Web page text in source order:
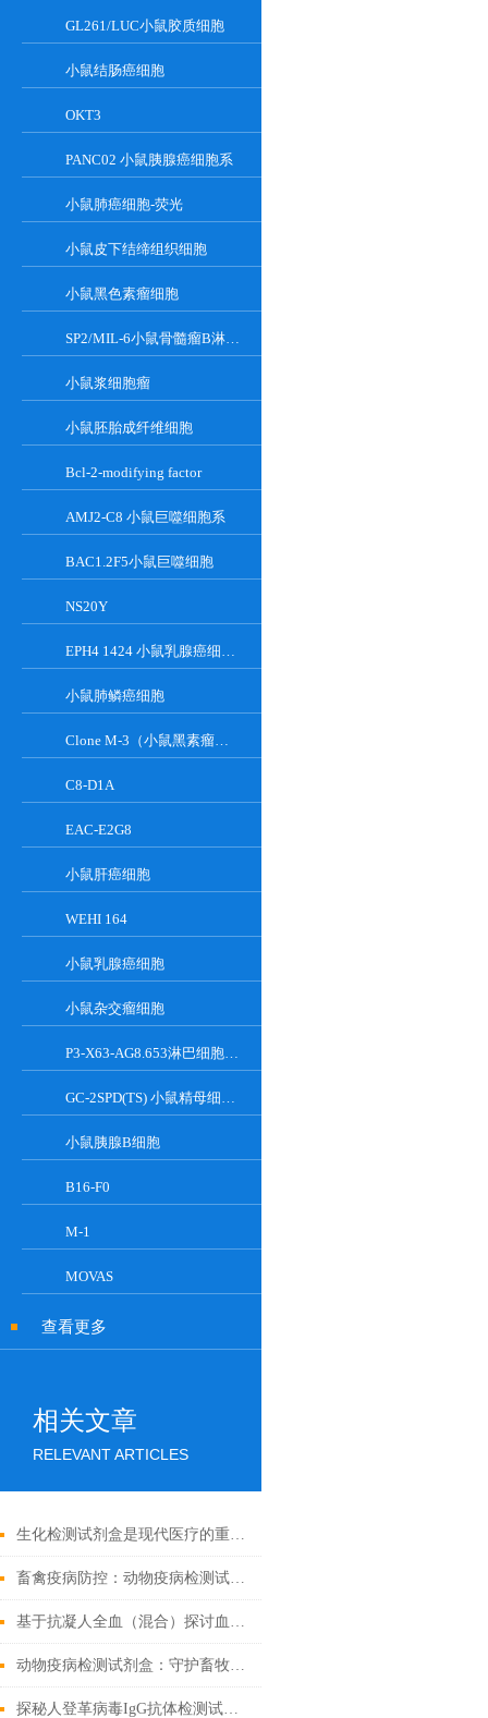
GL261/LUC小鼠胶质细胞
小鼠结肠癌细胞
OKT3
PANC02 小鼠胰腺癌细胞系
小鼠肺癌细胞-荧光
小鼠皮下结缔组织细胞
小鼠黑色素瘤细胞
SP2/MIL-6小鼠骨髓瘤B淋巴悬浮细胞系
小鼠浆细胞瘤
小鼠胚胎成纤维细胞
Bcl-2-modifying factor
AMJ2-C8 小鼠巨噬细胞系
BAC1.2F5小鼠巨噬细胞
NS20Y
EPH4 1424 小鼠乳腺癌细胞系
小鼠肺鳞癌细胞
Clone M-3（小鼠黑素瘤细胞）
C8-D1A
EAC-E2G8
小鼠肝癌细胞
WEHI 164
小鼠乳腺癌细胞
小鼠杂交瘤细胞
P3-X63-AG8.653淋巴细胞小鼠骨髓瘤细胞
GC-2SPD(TS) 小鼠精母细胞系
小鼠胰腺Β细胞
B16-F0
M-1
MOVAS
查看更多
相关文章
RELEVANT ARTICLES
生化检测试剂盒是现代医疗的重要工具
畜禽疫病防控：动物疫病检测试剂盒的核心作用
基于抗凝人全血（混合）探讨血液流变学特性及其影响因素
动物疫病检测试剂盒：守护畜牧业健康
探秘人登革病毒IgG抗体检测试剂盒：科学守护健康防线